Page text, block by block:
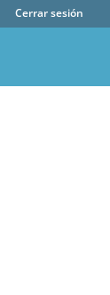
Cerrar sesión